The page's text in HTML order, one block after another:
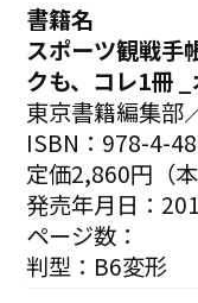
書籍名
スポーツ観戦手
クも、コレ1冊
東京書籍編集部
ISBN：978-4-
定価2,860円（
発売年月日：
ページ数：
判型：B6変形